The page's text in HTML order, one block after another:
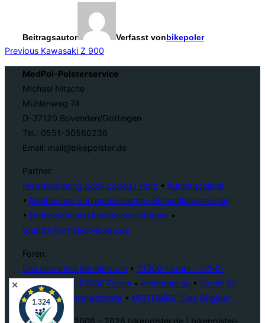
Beitragsautor Verfasst vonbikepoler
Beitragsnavigation
Previous
Previous Kawasaki Z 900
MedPol-Polsterservice
Michael Nitsche
Mühlenweg 74
D-37120 Bovenden/Göttingen
Tel.: 0551-30560236
Email: mail@bikepolster.de
Partner:
Ferienwohnung Bock Lonau / Harz • Kunsttischlerei
• Neubezüge von medizinischen Behandlungsstühlen
• Ferienwohnung kostenlos eintragen •
touristinformation-lonau.de
Foren:
Das ultimative Banditforum • Z1000-Forum - Z750-
Forum
GSX-R1000 Forum • ktmforum.eu • Forum für
BMW GS-Motorradfahrer • MOTOBIKE "Das Original"
© Copyright 2006 - 2026 bikepolster.de | bikepolster-
✕